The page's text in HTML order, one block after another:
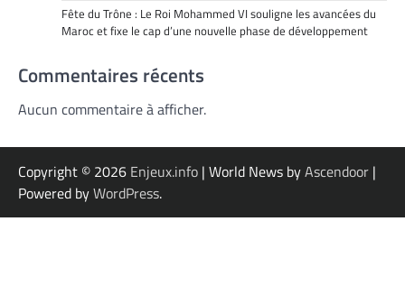
Fête du Trône : Le Roi Mohammed VI souligne les avancées du
Maroc et fixe le cap d’une nouvelle phase de développement
Commentaires récents
Aucun commentaire à afficher.
Copyright © 2026 Enjeux.info | World News byAscendoor |
Powered byWordPress.